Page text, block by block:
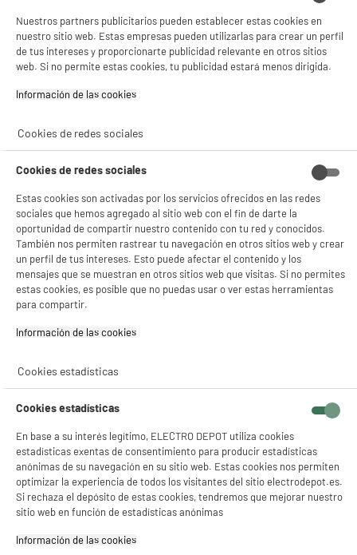
★★★★★
★★★★★
4.7 /5(90)
compare_product
299€96
Pago aplazos
A
G
★★★★★
★★★★★
Lavadora carga frontal 7kg, 1400rpm, clase A-
10%, vapor, VALBERG
Clase energética : A
Capacidad lavado : 7 kg
Velocidad de centrifugado : 1400 t
234 €96
ELECTROCHOLLOS
A
G
Lavadora 7kg, 1400rm, Clase A-30%, función
Vapor, gris silver, VALBERG
Clase energética : A
Capacidad lavado : 7 kg
Velocidad de centrifugado : 1400 t
239
Nuestros partners publicitarios pueden establecer estas cookies en
nuestro sitio web. Estas empresas pueden utilizarlas para crear un perfil
de tus intereses y proporcionarte publicidad relevante en otros sitios
web. Si no permite estas cookies, tu publicidad estará menos dirigida.
Información de las cookies‎
Cookies de redes sociales
Cookies de redes sociales
Estas cookies son activadas por los servicios ofrecidos en las redes
sociales que hemos agregado al sitio web con el fin de darte la
oportunidad de compartir nuestro contenido con tu red y conocidos.
También nos permiten rastrear tu navegación en otros sitios web y crear
un perfil de tus intereses. Esto puede afectar el contenido y los
mensajes que se muestran en otros sitios web que visitas. Si no permites
estas cookies, es posible que no puedas usar o ver estas herramientas
para compartir.
Información de las cookies‎
Cookies estadísticas
Cookies estadísticas
En base a su interés legítimo, ELECTRO DEPOT utiliza cookies
estadísticas exentas de consentimiento para producir estadísticas
anónimas de su navegación en su sitio web. Estas cookies nos permiten
optimizar la experiencia de todos los visitantes del sitio electrodepot.es.
Si rechaza el depósito de estas cookies, tendremos que mejorar nuestro
sitio web en función de estadísticas anónimas
Información de las cookies‎